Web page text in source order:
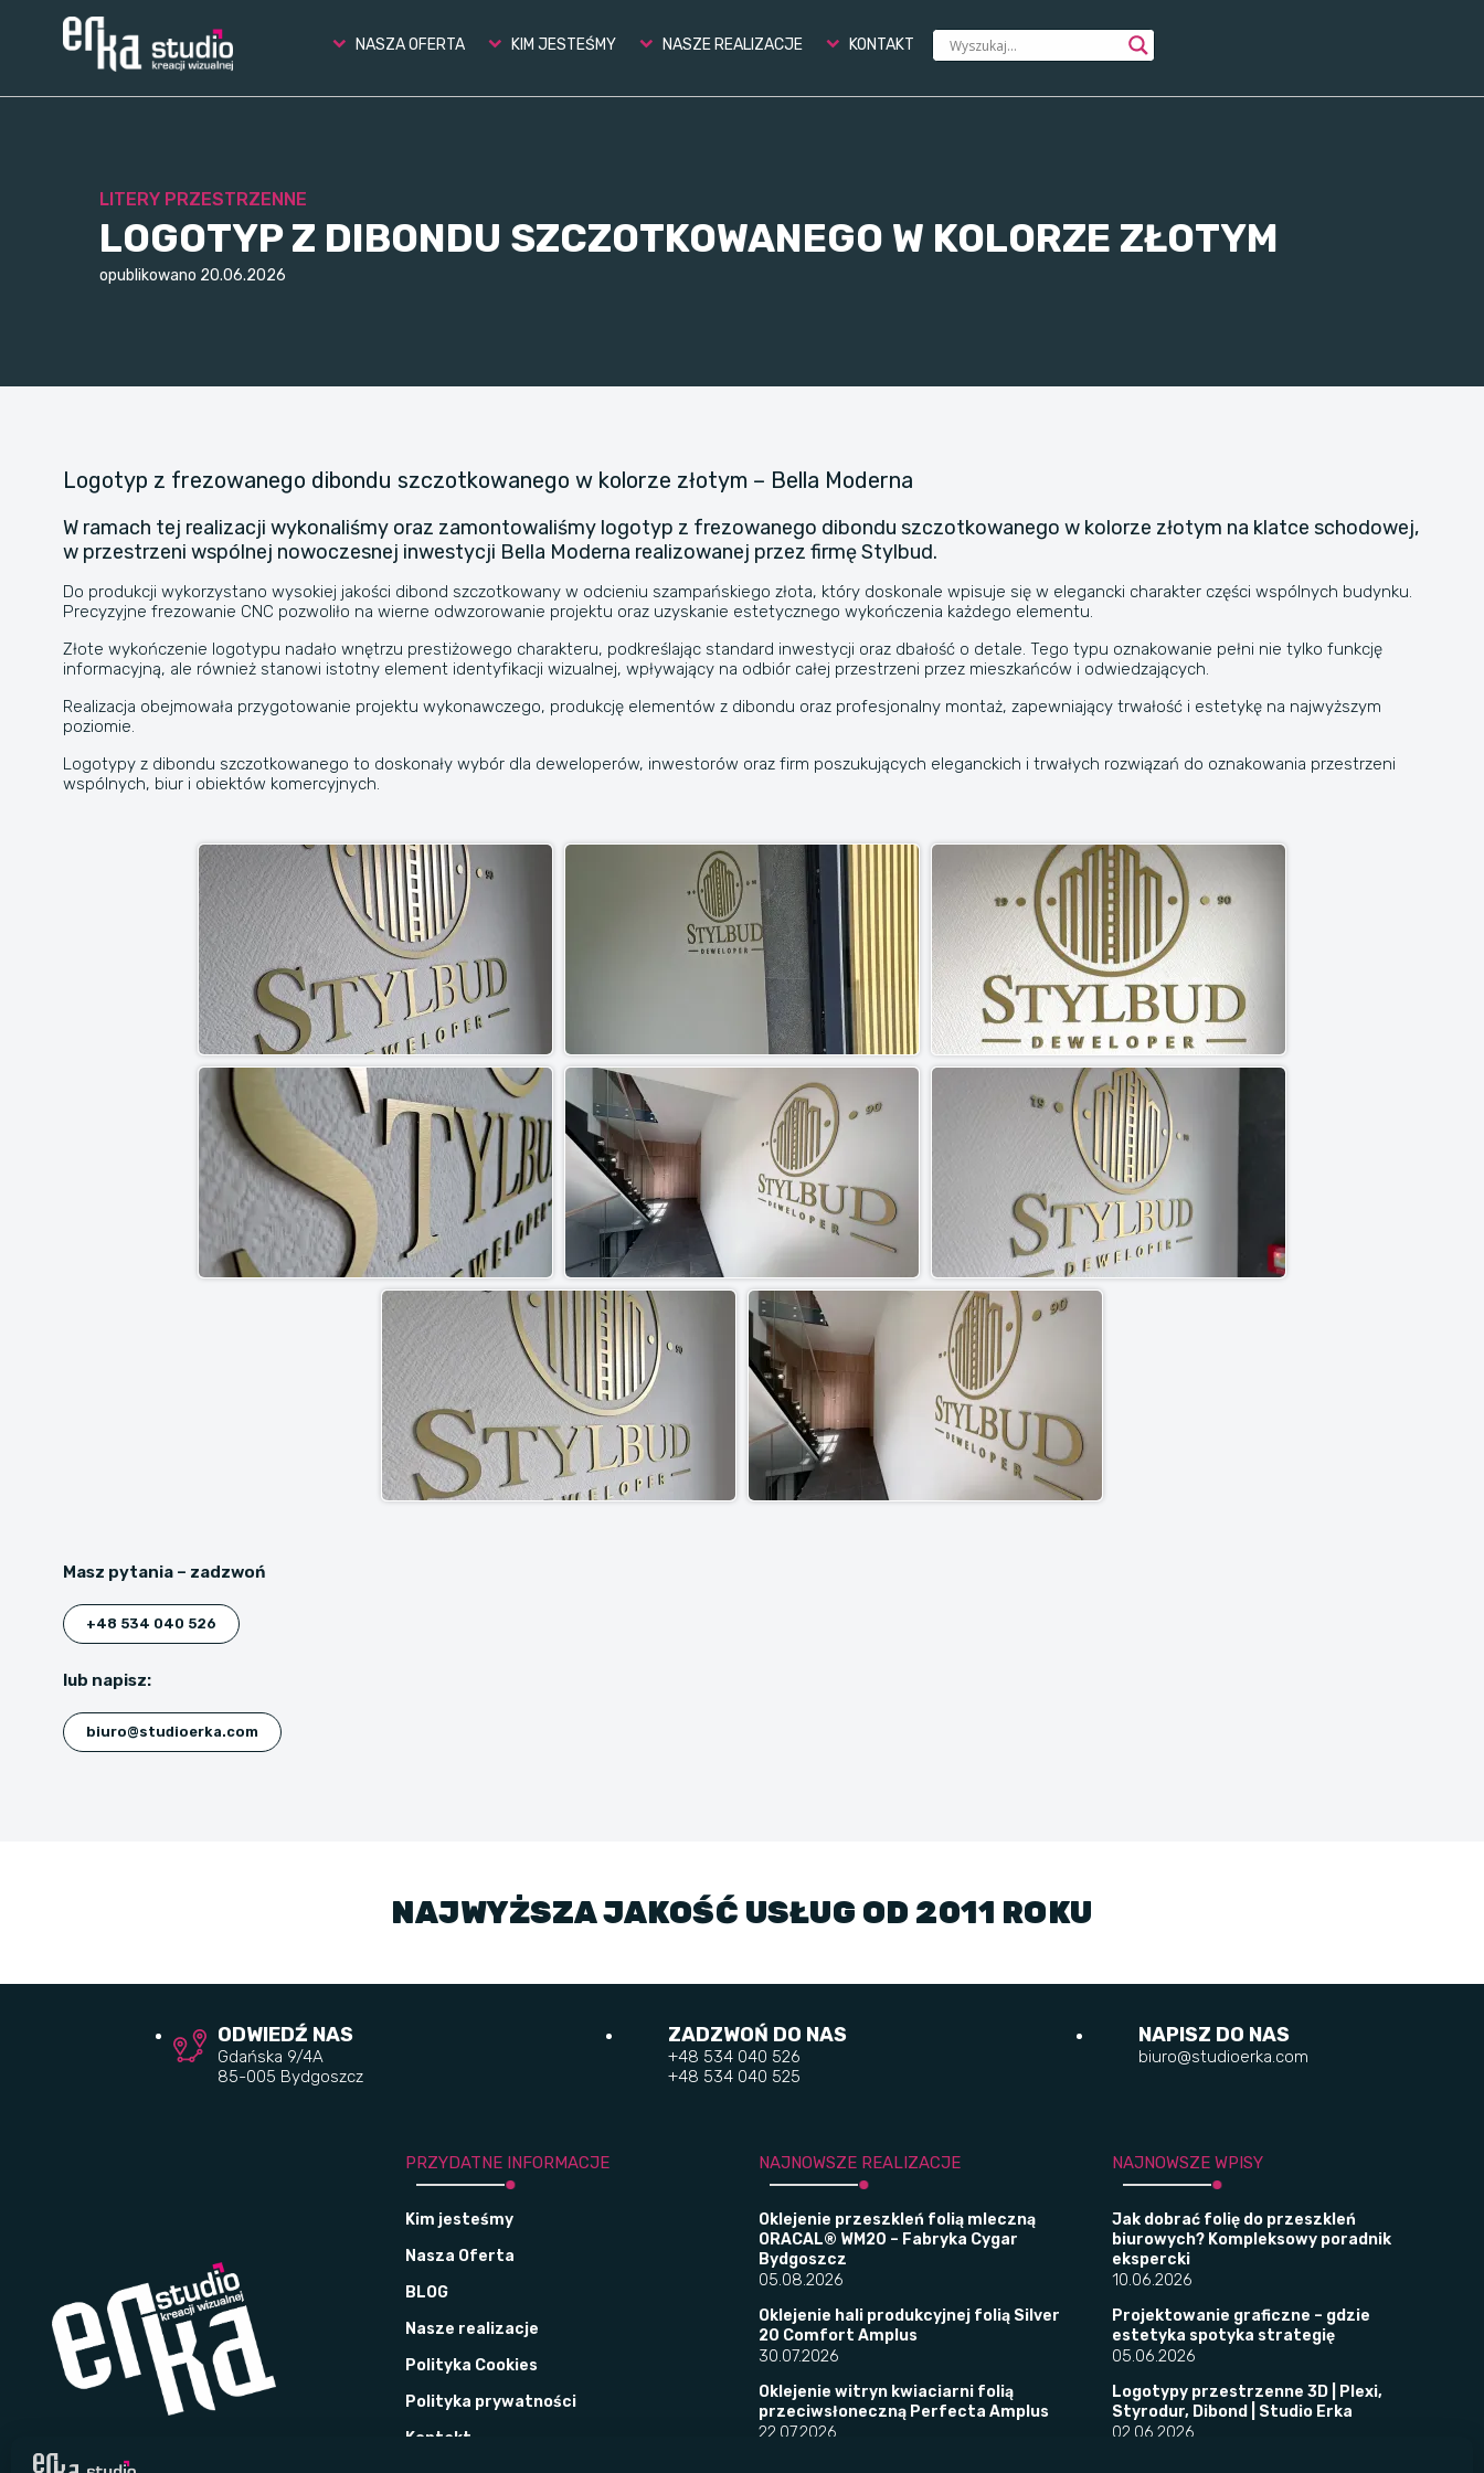
NASZA OFERTA KIM JESTEŚMY NASZE REALIZACJE KONTAKT
LITERY PRZESTRZENNE
LOGOTYP Z DIBONDU SZCZOTKOWANEGO W KOLORZE ZŁOTYM
opublikowano 20.06.2026
Logotyp z frezowanego dibondu szczotkowanego w kolorze złotym – Bella Moderna
W ramach tej realizacji wykonaliśmy oraz zamontowaliśmy logotyp z frezowanego dibondu szczotkowanego w kolorze złotym na klatce schodowej,
w przestrzeni wspólnej nowoczesnej inwestycji Bella Moderna realizowanej przez firmę Stylbud.
Do produkcji wykorzystano wysokiej jakości dibond szczotkowany w odcieniu szampańskiego złota, który doskonale wpisuje się w elegancki charakter części wspólnych budynku.
Precyzyjne frezowanie CNC pozwoliło na wierne odwzorowanie projektu oraz uzyskanie estetycznego wykończenia każdego elementu.
Złote wykończenie logotypu nadało wnętrzu prestiżowego charakteru, podkreślając standard inwestycji oraz dbałość o detale. Tego typu oznakowanie pełni nie tylko funkcję
informacyjną, ale również stanowi istotny element identyfikacji wizualnej, wpływający na odbiór całej przestrzeni przez mieszkańców i odwiedzających.
Realizacja obejmowała przygotowanie projektu wykonawczego, produkcję elementów z dibondu oraz profesjonalny montaż, zapewniający trwałość i estetykę na najwyższym
poziomie.
Logotypy z dibondu szczotkowanego to doskonały wybór dla deweloperów, inwestorów oraz firm poszukujących eleganckich i trwałych rozwiązań do oznakowania przestrzeni
wspólnych, biur i obiektów komercyjnych.
Masz pytania – zadzwoń
+48 534 040 526
lub napisz:
biuro@studioerka.com
NAJWYŻSZA JAKOŚĆ USŁUG OD 2011 ROKU
ODWIEDŹ NAS
Gdańska 9/4A
85-005 Bydgoszcz
ZADZWOŃ DO NAS
+48 534 040 526
+48 534 040 525
NAPISZ DO NAS
biuro@studioerka.com
PRZYDATNE INFORMACJE
Kim jesteśmy
Nasza Oferta
BLOG
Nasze realizacje
Polityka Cookies
Polityka prywatności
Kontakt
NAJNOWSZE REALIZACJE
Oklejenie przeszkleń folią mleczną
ORACAL® WM20 – Fabryka Cygar
Bydgoszcz
05.08.2026
Oklejenie hali produkcyjnej folią Silver
20 Comfort Amplus
30.07.2026
Oklejenie witryn kwiaciarni folią
przeciwsłoneczną Perfecta Amplus
22.07.2026
NAJNOWSZE WPISY
Jak dobrać folię do przeszkleń
biurowych? Kompleksowy poradnik
ekspercki
10.06.2026
Projektowanie graficzne – gdzie
estetyka spotyka strategię
05.06.2026
Logotypy przestrzenne 3D | Plexi,
Styrodur, Dibond | Studio Erka
02.06.2026